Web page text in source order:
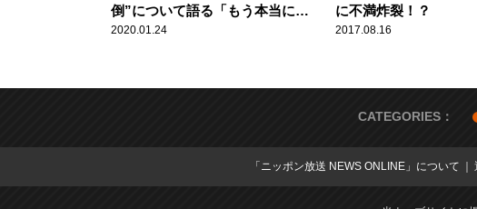
倒”について語る「もう本当に恥
ずかしくて……」
2020.01.24
に不満炸裂！？
2017.08.16
CATEGORIES：
「ニッポン放送 NEWS ONLINE」について